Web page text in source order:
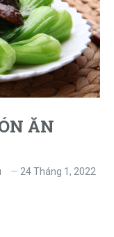
ĂN
24 Tháng 1, 2022